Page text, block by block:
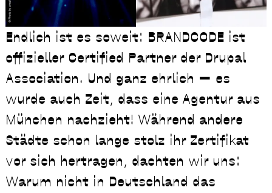
Endlich ist es soweit: BRANDCODE ist
offizieller Certified Partner der Drupal
Association. Und ganz ehrlich — es
wurde auch Zeit, dass eine Agentur aus
München nachzieht! Während andere
Städte schon lange stolz ihr Zertifikat
vor sich hertragen, dachten wir uns:
Warum nicht in Deutschland das